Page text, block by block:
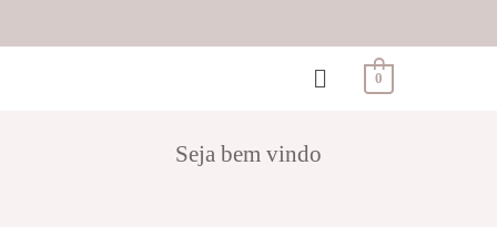
0
Seja bem vindo